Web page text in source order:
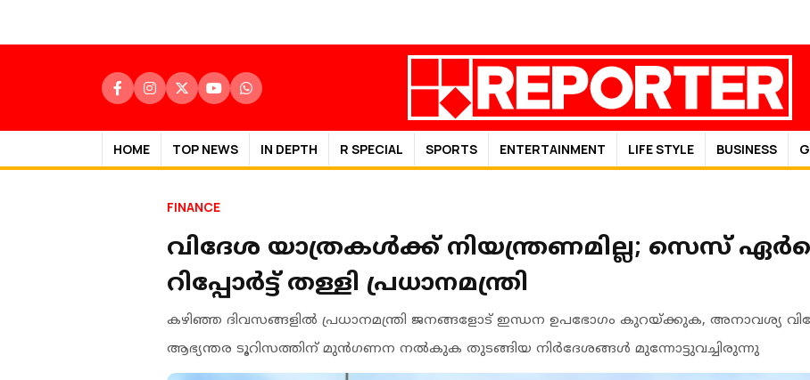
HOME TOP NEWS IN DEPTH R SPECIAL SPORTS ENTERTAINMENT LIFE STYLE BUSINESS
FINANCE
വിദേശ യാത്രകള്‍ക്ക് നിയന്ത്രണമില്ല; സെസ്
റിപ്പോര്‍ട്ട് തള്ളി പ്രധാനമന്ത്രി
കഴിഞ്ഞ ദിവസങ്ങളില്‍ പ്രധാനമന്ത്രി ജനങ്ങളോട് ഇന്ധന ഉപഭോഗം കുറയ്ക്കുക, അനാവശ്യ
ആഭ്യന്തര ടൂറിസത്തിന് മുന്‍ഗണന നല്‍കുക തുടങ്ങിയ നിര്‍ദേശങ്ങള്‍ മുന്നോട്ടുവച്ചിരുന്നു